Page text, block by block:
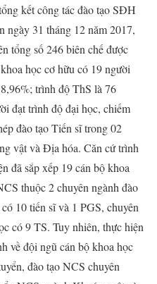
kết công tác đào tạo SĐH
ngày 31 tháng 12 năm 2017,
tổng số 246 biên chế được
học cơ hữu có 19 người
trình độ ThS là 76
đạt trình độ đại học, chiếm
đào tạo Tiến sĩ trong 02
vật và Địa hóa. Căn cứ trình
đã sắp xếp 19 cán bộ khoa
thuộc 2 chuyên ngành đào
10 tiến sĩ và 1 PGS, chuyên
có 9 TS. Tuy nhiên, thực hiện
về đội ngũ cán bộ khoa học
đào tạo NCS chuyên